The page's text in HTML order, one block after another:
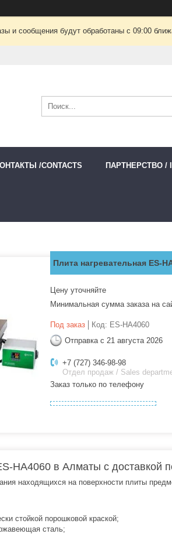
и сообщения будут обработаны с 09:00
/CONTACTS ПАРТНЕРСТВО /
Плита нагревательная ES-
Цену уточняйте
Минимальная сумма заказа на
Под заказ Код: ES-HA4060
Отправка с 21 августа 2026
+7 (727) 346-98-98
Отдел продаж / Sales
Заказ только по телефону
HA4060 в Алматы с доставкой
находящихся на поверхности плиты
стойкой порошковой краской;
сталь;